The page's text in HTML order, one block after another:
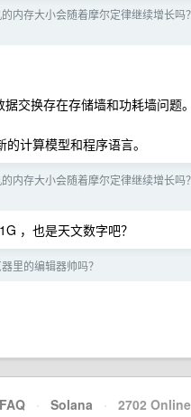
内存大小会随着摩尔定律继续增长
交换存在存储墙和功耗墙问题。
计算模型和程序语言。
内存大小会随着摩尔定律继续增长
，也是天文数字吧？
里的编辑器帅吗？
FAQ · Solana · 2702 Online